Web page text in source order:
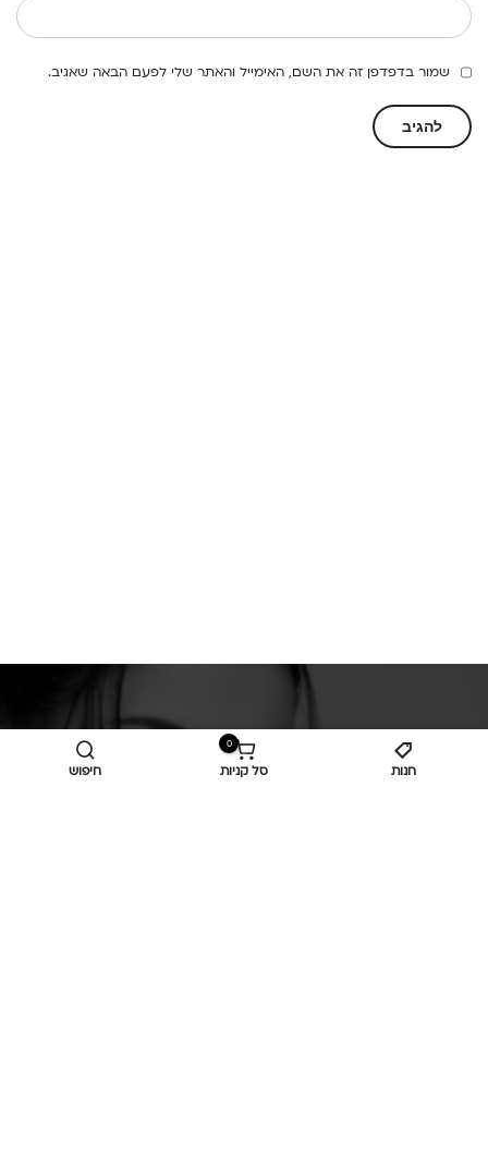
שמור בדפדפן זה את השם, האימייל והאתר שלי לפעם הבאה שאגיב.
מידע נוסף
חנות
0
סל קניות חיפוש